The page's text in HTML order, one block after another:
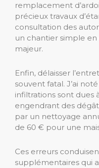
remplacement
précieux travaux
consultation des
un chantier simple
majeur.
Enfin, délaisser
souvent fatal. J’ai
infiltrations sont dues
engendrant des
par un nettoyage
de 60 € pour une
Ces erreurs
supplémentaires qui